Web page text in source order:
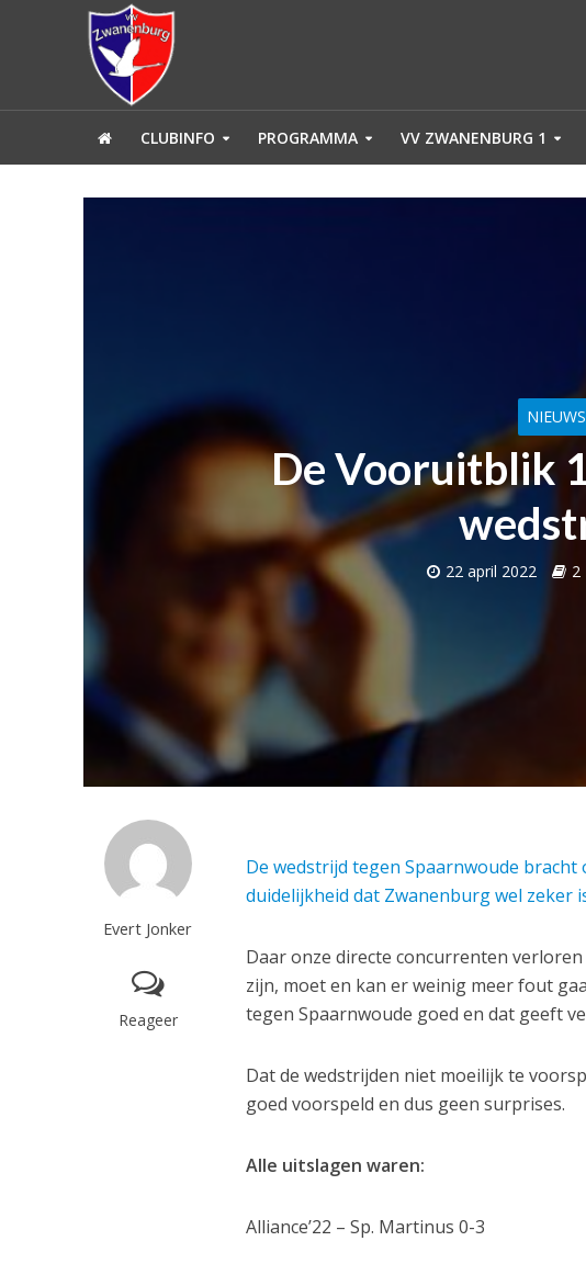
CLUBINFO PROGRAMMA VV ZWANENBURG 1
NIEUWS
De Vooruitblik
22 april 2022 2
Evert Jonker
Reageer
De wedstrijd tegen Spaarnwoude
duidelijkheid dat Zwanenburg wel zeker
Daar onze directe concurrenten
zijn, moet en kan er weinig meer fout
tegen Spaarnwoude goed en dat geeft
Dat de wedstrijden niet moeilijk te
goed voorspeld en dus geen surprises.
Alle uitslagen waren:
Alliance’22 – Sp. Martinus 0-3